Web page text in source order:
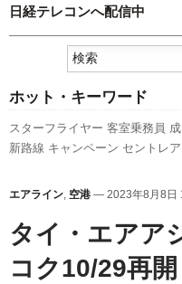
日経テレコンへ配信中
ホット・キーワード
スターフライヤー 客室乗務員
新路線 キャンペーン セントレア
イマーク
ボーイング 人事 航空
A320
羽田空港
エアライン, 空港 — 2023年8月8日
タイ・エアア
コク10/29再